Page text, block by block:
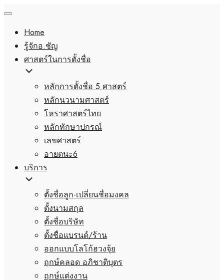
Home
รู้จักอ.ชัญ
ศาสตร์ในการตั้งชื่อ
หลักการตั้งชื่อ 5 ศาสตร์
หลักนวนามศาสตร์
โหราศาสตร์ไทย
หลักทักษาปกรณ์
เลขศาสตร์
อายตนะ6
บริการ
ตั้งชื่อลูก-เปลี่ยนชื่อมงคล
ตั้งนามสกุล
ตั้งชื่อบริษัท
ตั้งชื่อแบรนด์/ร้าน
ออกแบบโลโก้ฮวงจุ้ย
ฤกษ์คลอด อภิชาติบุตร
ฤกษ์แต่งงาน